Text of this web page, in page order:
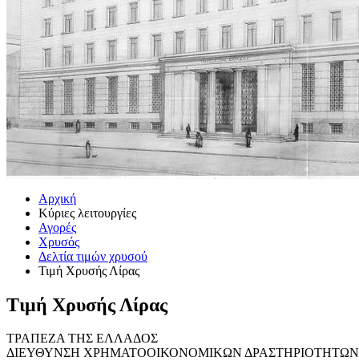
Αρχική
Κύριες λειτουργίες
Αγορές
Χρυσός
Δελτία τιμών χρυσού
Τιμή Χρυσής Λίρας
Τιμή Χρυσής Λίρας
ΤΡΑΠΕΖΑ ΤΗΣ ΕΛΛΑΔΟΣ
ΔΙΕΥΘΥΝΣΗ ΧΡΗΜΑΤΟΟΙΚΟΝΟΜΙΚΩΝ ΔΡΑΣΤΗΡΙΟΤΗΤΩΝ